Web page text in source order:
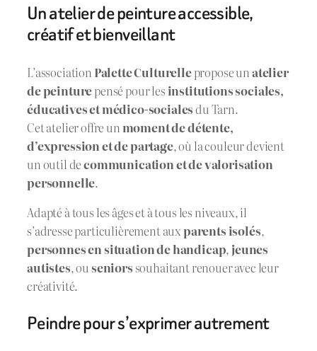
Un atelier de peinture accessible,
créatif et bienveillant
L’association Palette Culturellepropose unatelier
de peinturepensé pour lesinstitutions sociales,
éducatives et médico-socialesdu Tarn.
Cet atelier offre un moment de détente,
d’expression et de partage, où la couleur devient
un outil decommunication et de valorisation
personnelle.
Adapté à tous les âges et à tous les niveaux, il
s’adresse particulièrement auxparents isolés,
personnes en situation de handicap, jeunes
autistes, ouseniorssouhaitant renouer avec leur
créativité.
Peindre pour s’exprimer autrement